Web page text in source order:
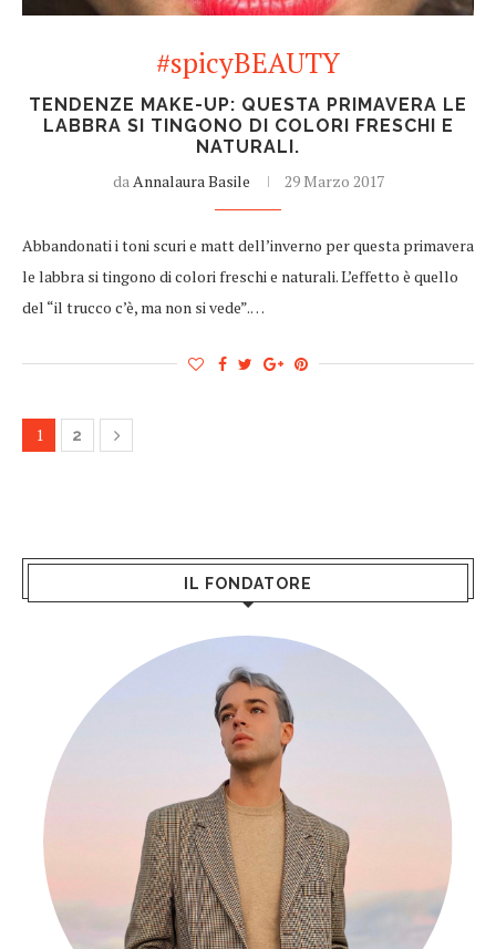
#spicyBEAUTY
TENDENZE MAKE-UP: QUESTA PRIMAVERA LE
LABBRA SI TINGONO DI COLORI FRESCHI E
NATURALI.
daAnnalaura Basile 29 Marzo 2017
Abbandonati i toni scuri e matt dell’inverno per questa primavera
le labbra si tingono di colori freschi e naturali. L’effetto è quello
del “il trucco c’è, ma non si vede”.…
1 2
IL FONDATORE